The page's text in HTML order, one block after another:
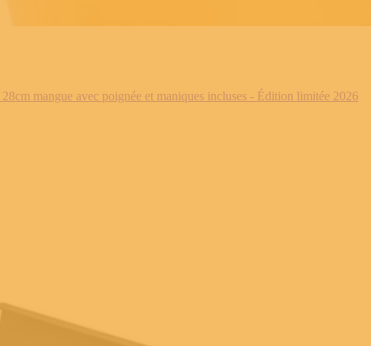
mangue avec poignée et maniques incluses - Édition limitée 2026